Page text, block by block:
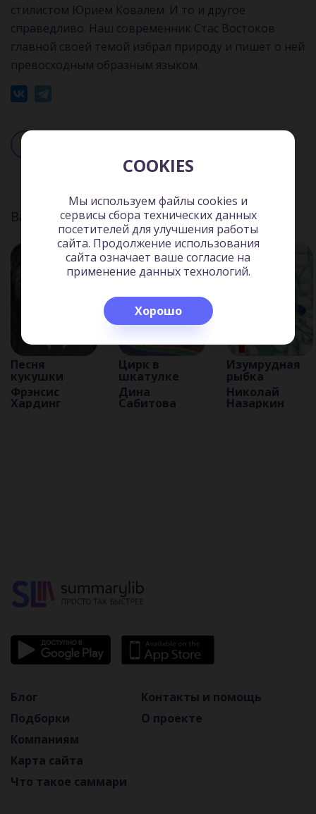
стилистом Юрием Ковалем. И то и другое
справедливо. Наш современник Стас Востоков
главной своей темой избрал природу и пишет о ней
превосходным образным языком.
Вас может заинтересовать:
Песня
кукушки
Фрэнсис
Хардинг
Цирк в
шкатулке
Дина
Сабитова
Изумрудная
рыбка
Николай
Назаркин
Блог
Подборки
Компаниям
Карта сайта
Что такое саммари
Контакты и помощь
О проекте
COOKIES
Мы используем файлы cookies и
сервисы сбора технических данных
посетителей для улучшения работы
сайта. Продолжение использования
сайта означает ваше согласие на
применение данных технологий.
Хорошо